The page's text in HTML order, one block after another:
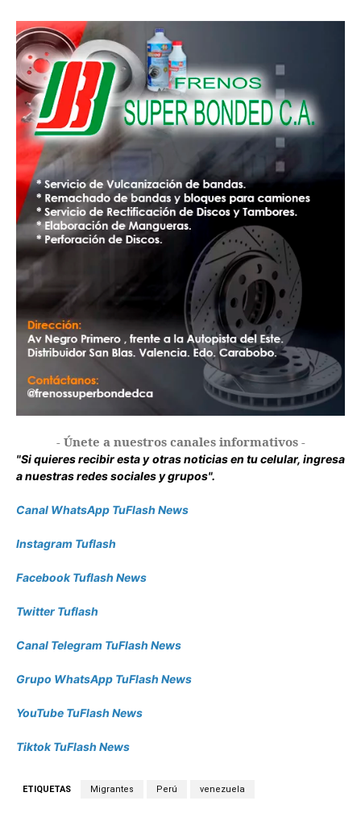
- Únete a nuestros canales informativos -
"Si quieres recibir esta y otras noticias en tu celular, ingresa
a nuestras redes sociales y grupos".
Canal WhatsApp TuFlash News
Instagram Tuflash
Facebook Tuflash News
Twitter Tuflash
Canal Telegram TuFlash News
Grupo WhatsApp TuFlash News
YouTube TuFlash News
Tiktok TuFlash News
ETIQUETAS Migrantes Perú venezuela